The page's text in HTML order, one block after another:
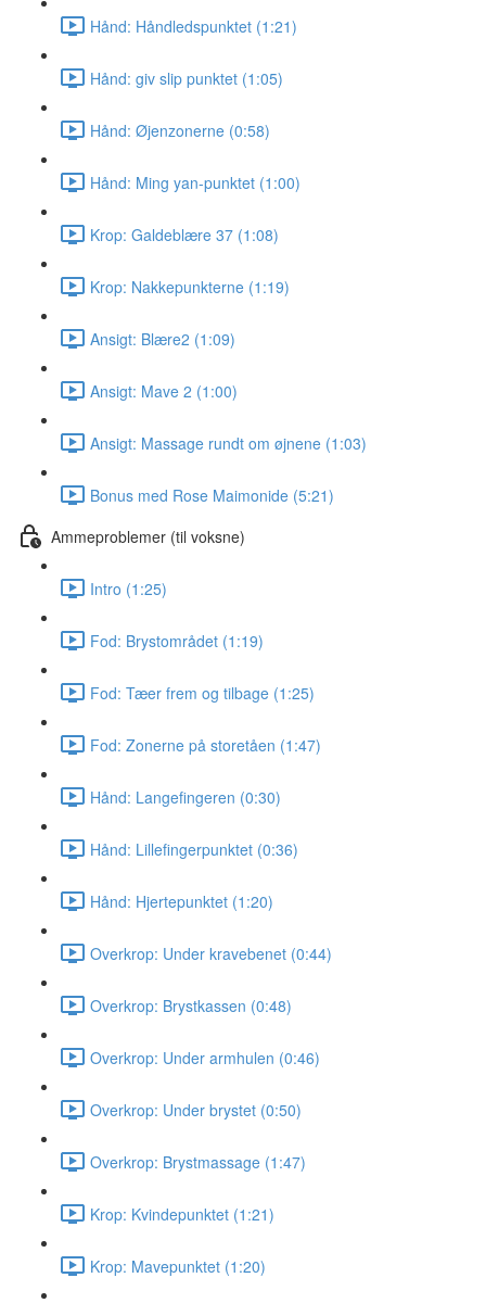
Hånd: Håndledspunktet (1:21)
Hånd: giv slip punktet (1:05)
Hånd: Øjenzonerne (0:58)
Hånd: Ming yan-punktet (1:00)
Krop: Galdeblære 37 (1:08)
Krop: Nakkepunkterne (1:19)
Ansigt: Blære2 (1:09)
Ansigt: Mave 2 (1:00)
Ansigt: Massage rundt om øjnene (1:03)
Bonus med Rose Maimonide (5:21)
Ammeproblemer (til voksne)
Intro (1:25)
Fod: Brystområdet (1:19)
Fod: Tæer frem og tilbage (1:25)
Fod: Zonerne på storetåen (1:47)
Hånd: Langefingeren (0:30)
Hånd: Lillefingerpunktet (0:36)
Hånd: Hjertepunktet (1:20)
Overkrop: Under kravebenet (0:44)
Overkrop: Brystkassen (0:48)
Overkrop: Under armhulen (0:46)
Overkrop: Under brystet (0:50)
Overkrop: Brystmassage (1:47)
Krop: Kvindepunktet (1:21)
Krop: Mavepunktet (1:20)